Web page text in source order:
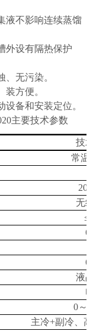
液不影响连续蒸馏
外设有隔热保护
无污染。
方便。
备和安装定位。
主要技术参数
技
常温
20
无
≤
液
0～
主冷+副冷、